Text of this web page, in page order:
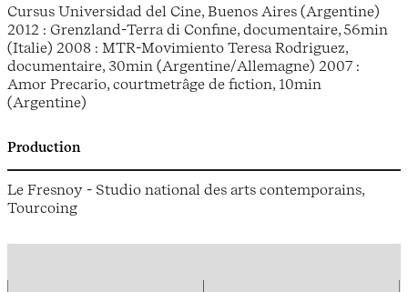
Cursus Universidad del Cine, Buenos Aires (Argentine)
2012 : Grenzland-Terra di Confine, documentaire, 56min
(Italie) 2008 : MTR-Movimiento Teresa Rodriguez,
documentaire, 30min (Argentine/Allemagne) 2007 :
Amor Precario, courtmetrâge de fiction, 10min
(Argentine)
Production
Le Fresnoy - Studio national des arts contemporains,
Tourcoing